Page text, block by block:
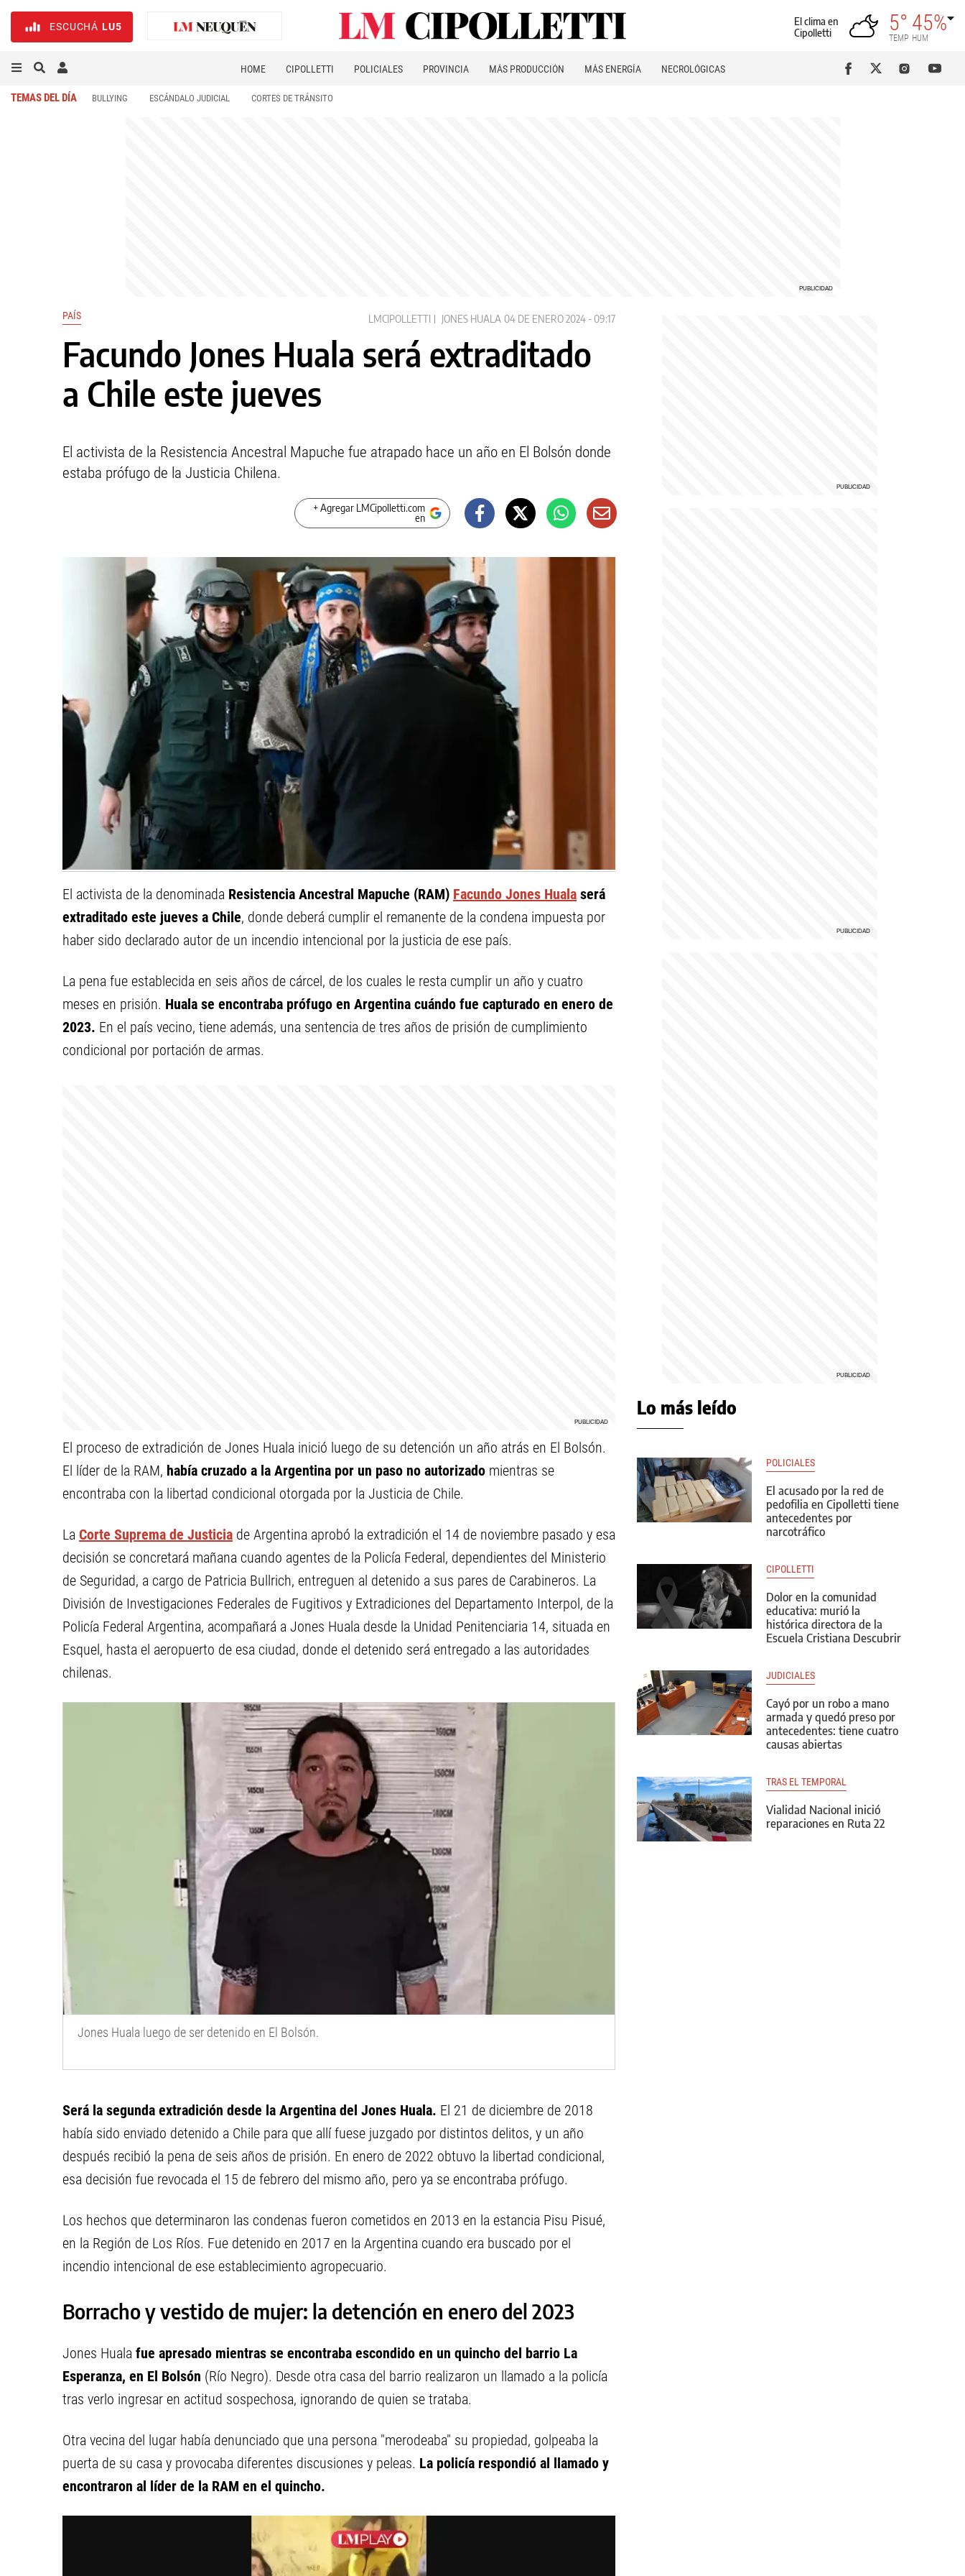
ESCUCHÁ LU5
El clima en
Cipolletti
5°
TEMP
45%
HUM
HOME CIPOLLETTI POLICIALES PROVINCIA MÁS PRODUCCIÓN MÁS ENERGÍA NECROLÓGICAS
TEMAS DEL DÍA BULLYING ESCÁNDALO JUDICIAL CORTES DE TRÁNSITO
PAÍS LMCIPOLLETTI JONES HUALA 04 DE ENERO 2024 - 09:17
Facundo Jones Huala será extraditado
a Chile este jueves
El activista de la Resistencia Ancestral Mapuche fue atrapado hace un año en El Bolsón donde
estaba prófugo de la Justicia Chilena.
+ Agregar LMCipolletti.com
en
El activista de la denominada Resistencia Ancestral Mapuche (RAM) Facundo Jones Huala será
extraditado este jueves a Chile, donde deberá cumplir el remanente de la condena impuesta por
haber sido declarado autor de un incendio intencional por la justicia de ese país.
La pena fue establecida en seis años de cárcel, de los cuales le resta cumplir un año y cuatro
meses en prisión. Huala se encontraba prófugo en Argentina cuándo fue capturado en enero de
2023. En el país vecino, tiene además, una sentencia de tres años de prisión de cumplimiento
condicional por portación de armas.
El proceso de extradición de Jones Huala inició luego de su detención un año atrás en El Bolsón.
El líder de la RAM, había cruzado a la Argentina por un paso no autorizado mientras se
encontraba con la libertad condicional otorgada por la Justicia de Chile.
La Corte Suprema de Justicia de Argentina aprobó la extradición el 14 de noviembre pasado y esa
decisión se concretará mañana cuando agentes de la Policía Federal, dependientes del Ministerio
de Seguridad, a cargo de Patricia Bullrich, entreguen al detenido a sus pares de Carabineros. La
División de Investigaciones Federales de Fugitivos y Extradiciones del Departamento Interpol, de la
Policía Federal Argentina, acompañará a Jones Huala desde la Unidad Penitenciaria 14, situada en
Esquel, hasta el aeropuerto de esa ciudad, donde el detenido será entregado a las autoridades
chilenas.
Jones Huala luego de ser detenido en El Bolsón.
Será la segunda extradición desde la Argentina del Jones Huala. El 21 de diciembre de 2018
había sido enviado detenido a Chile para que allí fuese juzgado por distintos delitos, y un año
después recibió la pena de seis años de prisión. En enero de 2022 obtuvo la libertad condicional,
esa decisión fue revocada el 15 de febrero del mismo año, pero ya se encontraba prófugo.
Los hechos que determinaron las condenas fueron cometidos en 2013 en la estancia Pisu Pisué,
en la Región de Los Ríos. Fue detenido en 2017 en la Argentina cuando era buscado por el
incendio intencional de ese establecimiento agropecuario.
Borracho y vestido de mujer: la detención en enero del 2023
Jones Huala fue apresado mientras se encontraba escondido en un quincho del barrio La
Esperanza, en El Bolsón (Río Negro). Desde otra casa del barrio realizaron un llamado a la policía
tras verlo ingresar en actitud sospechosa, ignorando de quien se trataba.
Otra vecina del lugar había denunciado que una persona "merodeaba" su propiedad, golpeaba la
puerta de su casa y provocaba diferentes discusiones y peleas. La policía respondió al llamado y
encontraron al líder de la RAM en el quincho.
Lo más leído
POLICIALES
El acusado por la red de
pedofilia en Cipolletti tiene
antecedentes por
narcotráfico
CIPOLLETTI
Dolor en la comunidad
educativa: murió la
histórica directora de la
Escuela Cristiana Descubrir
JUDICIALES
Cayó por un robo a mano
armada y quedó preso por
antecedentes: tiene cuatro
causas abiertas
TRAS EL TEMPORAL
Vialidad Nacional inició
reparaciones en Ruta 22